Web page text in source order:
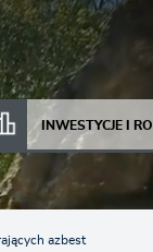
INWESTYCJE I
azbest